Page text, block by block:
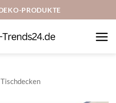
PRODUKTE
Tischdecken